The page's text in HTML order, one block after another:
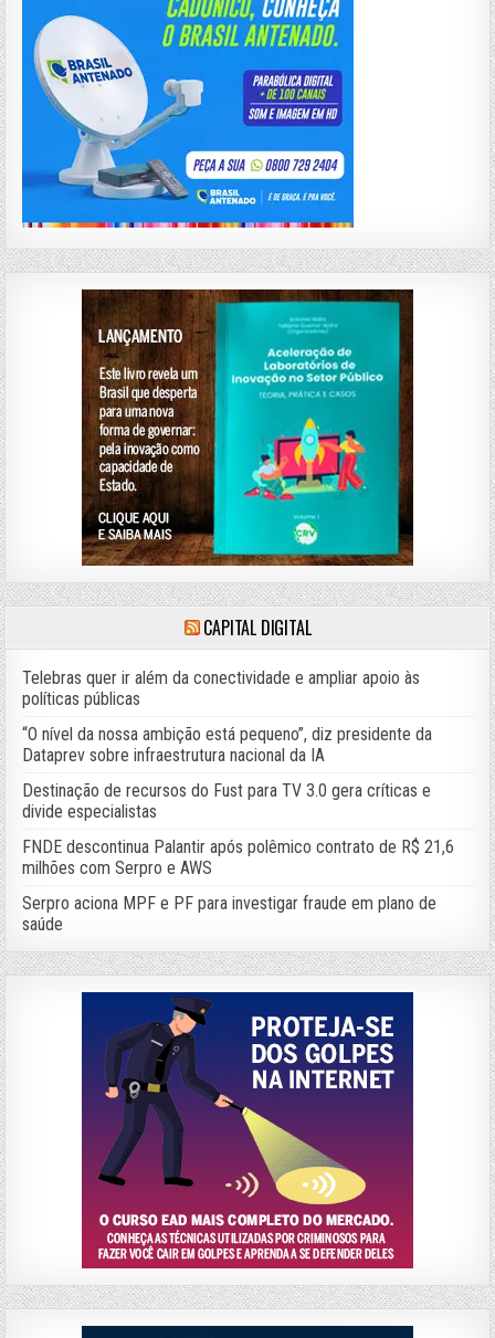
CAPITAL DIGITAL
Telebras quer ir além da conectividade e ampliar apoio às
políticas públicas
“O nível da nossa ambição está pequeno”, diz presidente da
Dataprev sobre infraestrutura nacional da IA
Destinação de recursos do Fust para TV 3.0 gera críticas e
divide especialistas
FNDE descontinua Palantir após polêmico contrato de R$ 21,6
milhões com Serpro e AWS
Serpro aciona MPF e PF para investigar fraude em plano de
saúde